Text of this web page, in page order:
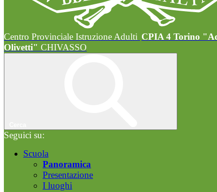
Centro Provinciale Istruzione Adulti CPIA 4 Torino
Olivetti" CHIVASSO
Seguici su:
Scuola
Panoramica
Presentazione
I luoghi